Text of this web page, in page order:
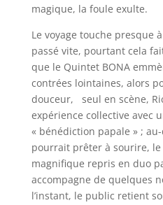
magique, la foule exulte.
Le voyage touche presque
passé vite, pourtant cela
que le Quintet BONA
contrées lointaines, alors
douceur, seul en scène,
expérience collective avec
« bénédiction papale » ;
pourrait prêter à sourire,
magnifique repris en duo
accompagne de quelques
l’instant, le public retient